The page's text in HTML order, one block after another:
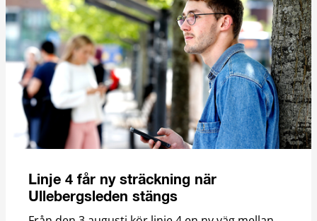
Linje 4 får ny sträckning när
Ullebergsleden stängs